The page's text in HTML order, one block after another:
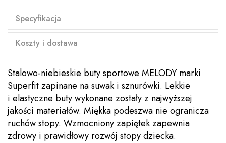
Specyfikacja
Koszty i dostawa
Stalowo-niebieskie buty sportowe MELODY marki
Superfit zapinane na suwak i sznurówki. Lekkie
i elastyczne buty wykonane zostały z najwyższej
jakości materiałów. Miękka podeszwa nie ogranicza
ruchów stopy. Wzmocniony zapiętek zapewnia
zdrowy i prawidłowy rozwój stopy dziecka.